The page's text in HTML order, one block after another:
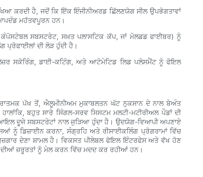
ਕਰਦੀ ਹੈ, ਜਦੋਂ ਕਿ ਇੱਕ ਇੰਜੀਨੀਅਰਡ ਛਿੱਲਣਯੋਗ ਸੀਲ ਉਪਭੋਗਤਾਵਾਂ
ਮਹੱਤਵਪੂਰਨ ਹਨ।
ਸਬਸਟਰੇਟ, ਸਖ਼ਤ ਪਲਾਸਟਿਕ ਕੱਪ, ਜਾਂ ਮੋਲਡਡ ਫਾਈਬਰ) ਨੂੰ
ਪ੍ਰੋਫਾਈਲਾਂ ਦੀ ਲੋੜ ਹੁੰਦੀ ਹੈ।
ਸਕੋਰਿੰਗ, ਡਾਈ-ਕਟਿੰਗ, ਅਤੇ ਆਟੋਮੇਟਿਡ ਲਿਡ ਪਲੇਸਮੈਂਟ ਨੂੰ ਫੋਇਲ
ਪੱਖ ਤੋਂ, ਐਲੂਮੀਨੀਅਮ ਮੁਕਾਬਲਤਨ ਘੱਟ ਨੁਕਸਾਨ ਦੇ ਨਾਲ ਬੇਅੰਤ
ਬਹੁਤ ਸਾਰੇ ਸਿੰਗਲ-ਸਰਵ ਸਿਸਟਮ ਮਲਟੀ-ਮਟੀਰੀਅਲ ਪੌਡਾਂ ਦੀ
ਦੂਜੇ ਸਬਸਟਰੇਟਾਂ ਨਾਲ ਜੁੜਿਆ ਹੁੰਦਾ ਹੈ। ਉਦਯੋਗ-ਵਿਆਪੀ ਅਪਣਾਏ
ਨੂੰ ਡਿਜ਼ਾਈਨ ਕਰਨਾ, ਸੰਗ੍ਰਹਿ ਅਤੇ ਰੀਸਾਈਕਲਿੰਗ ਪ੍ਰੋਗਰਾਮਾਂ ਵਿੱਚ
ਦੇਣਾ ਸ਼ਾਮਲ ਹੈ। ਵਿਕਸਤ ਪੀਲੇਬਲ ਫੋਇਲ ਇੰਟਰਫੇਸ ਅਤੇ ਵੱਖ ਹੋਣ
ਦੀਆਂ ਜ਼ਰੂਰਤਾਂ ਨੂੰ ਮੇਲ ਕਰਨ ਵਿੱਚ ਮਦਦ ਕਰ ਰਹੀਆਂ ਹਨ।